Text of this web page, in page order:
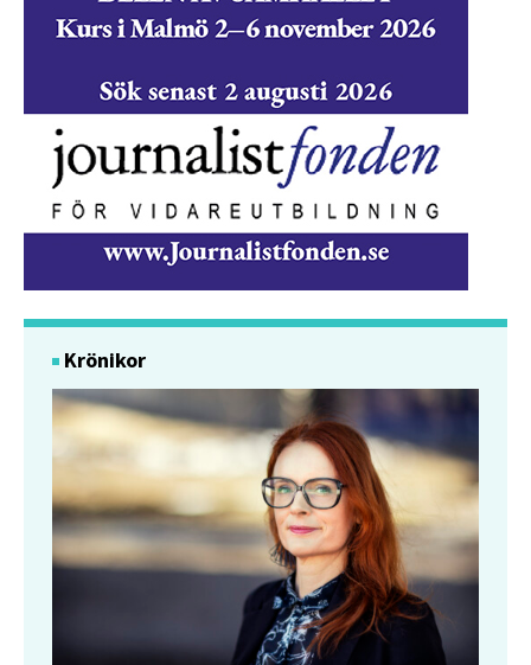
Krönikor